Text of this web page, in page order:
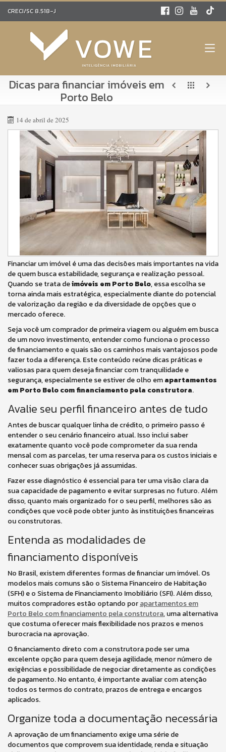
CRECI/SC 8.518-J
Dicas para financiar imóveis em
Porto Belo
14 de abril de 2025
Financiar um imóvel é uma das decisões mais importantes na vida
de quem busca estabilidade, segurança e realização pessoal.
Quando se trata deimóveis em Porto Belo, essa escolha se
torna ainda mais estratégica, especialmente diante do potencial
de valorização da região e da diversidade de opções que o
mercado oferece.
Seja você um comprador de primeira viagem ou alguém em busca
de um novo investimento, entender como funciona o processo
de financiamento e quais são os caminhos mais vantajosos pode
fazer toda a diferença. Este conteúdo reúne dicas práticas e
valiosas para quem deseja financiar com tranquilidade e
segurança, especialmente se estiver de olho emapartamentos
em Porto Belo com financiamento pela construtora.
Avalie seu perfil financeiro antes de tudo
Antes de buscar qualquer linha de crédito, o primeiro passo é
entender o seu cenário financeiro atual. Isso inclui saber
exatamente quanto você pode comprometer da sua renda
mensal com as parcelas, ter uma reserva para os custos iniciais e
conhecer suas obrigações já assumidas.
Fazer esse diagnóstico é essencial para ter uma visão clara da
sua capacidade de pagamento e evitar surpresas no futuro. Além
disso, quanto mais organizado for o seu perfil, melhores são as
condições que você pode obter junto às instituições financeiras
ou construtoras.
Entenda as modalidades de
financiamento disponíveis
No Brasil, existem diferentes formas de financiar um imóvel. Os
modelos mais comuns são o Sistema Financeiro de Habitação
(SFH) e o Sistema de Financiamento Imobiliário (SFI). Além disso,
muitos compradores estão optando porapartamentos em
Porto Belo com financiamento pela construtora, uma alternativa
que costuma oferecer mais flexibilidade nos prazos e menos
burocracia na aprovação.
O financiamento direto com a construtora pode ser uma
excelente opção para quem deseja agilidade, menor número de
exigências e possibilidade de negociar diretamente as condições
de pagamento. No entanto, é importante avaliar com atenção
todos os termos do contrato, prazos de entrega e encargos
aplicados.
Organize toda a documentação necessária
A aprovação de um financiamento exige uma série de
documentos que comprovem sua identidade, renda e situação